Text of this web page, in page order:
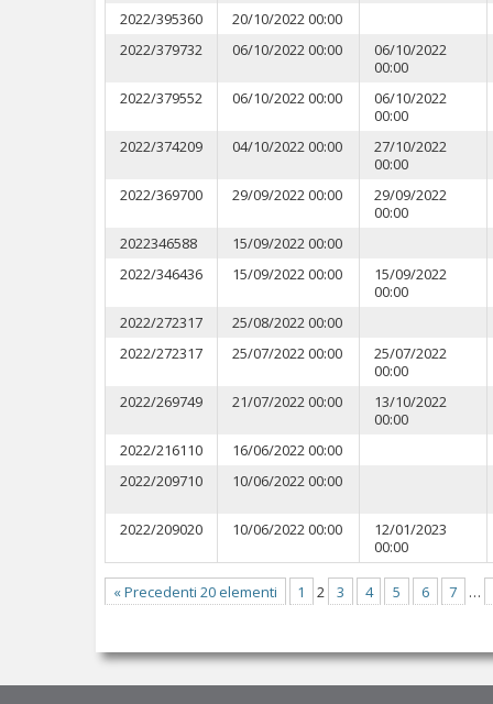
2022/395360 20/10/2022 00:00
2022/379732
06/10/2022 00:00
06/10/2022
00:00
2022/379552 06/10/2022 00:00
06/10/2022
00:00
2022/374209
04/10/2022 00:00
27/10/2022
00:00
2022/369700 29/09/2022 00:00
29/09/2022
00:00
2022346588
15/09/2022 00:00
2022/346436
15/09/2022 00:00
15/09/2022
00:00
2022/272317
25/08/2022 00:00
2022/272317
25/07/2022 00:00
25/07/2022
00:00
2022/269749 21/07/2022 00:00
13/10/2022
00:00
2022/216110 16/06/2022 00:00
2022/209710
10/06/2022 00:00
2022/209020
10/06/2022 00:00
12/01/2023
00:00
« Precedenti 20 elementi 1 2 3 4 5 6 7 …